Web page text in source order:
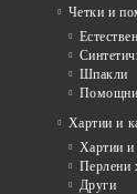
Четки и
Шпакли
Помощни
Хартии и
Хартии и
Перлени
Други